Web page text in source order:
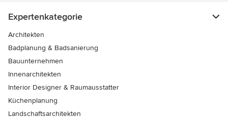
Expertenkategorie
Architekten
Badplanung & Badsanierung
Bauunternehmen
Innenarchitekten
Interior Designer & Raumausstatter
Küchenplanung
Landschaftsarchitekten